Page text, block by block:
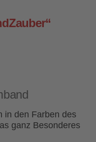
in den Farben des
ganz Besonderes